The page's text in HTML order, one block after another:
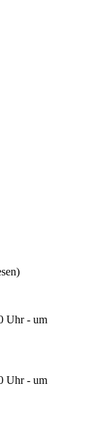
Uhr - um
Uhr - um